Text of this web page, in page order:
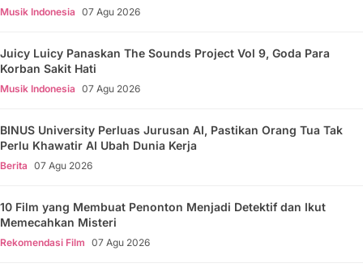
Musik Indonesia 07 Agu 2026
Juicy Luicy Panaskan The Sounds Project Vol 9, Goda Para
Korban Sakit Hati
Musik Indonesia 07 Agu 2026
BINUS University Perluas Jurusan AI, Pastikan Orang Tua Tak
Perlu Khawatir AI Ubah Dunia Kerja
Berita 07 Agu 2026
10 Film yang Membuat Penonton Menjadi Detektif dan Ikut
Memecahkan Misteri
Rekomendasi Film 07 Agu 2026